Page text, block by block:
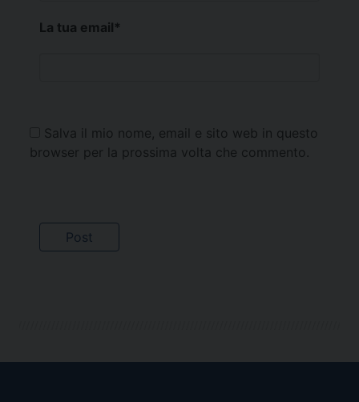
La tua email*
Salva il mio nome, email e sito web in questo
browser per la prossima volta che commento.